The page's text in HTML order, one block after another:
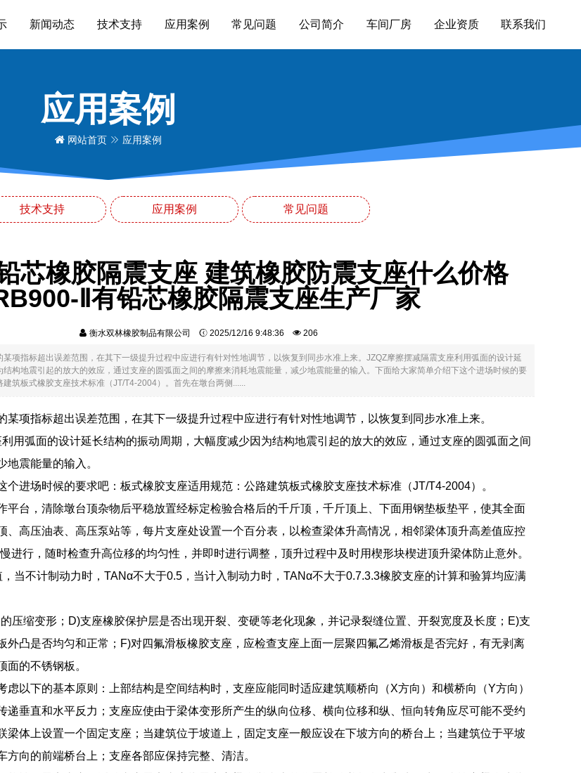
新闻动态 技术支持 应用案例 常见问题 公司简介 车间厂房 企业资质 联系我们
应用案例
网站首页 应用案例
技术支持 应用案例 常见问题
芯橡胶隔震支座 建筑橡胶防震支座什么价格
Ⅱ有铅芯橡胶隔震支座生产厂家
衡水双林橡胶制品有限公司 2025/12/16 9:48:36 206
项指标超出误差范围，在其下一级提升过程中应进行有针对性地调节，以恢复到同步水准上来。JZQZ摩擦摆减隔震支座利用弧面的设计延
构地震引起的放大的效应，通过支座的圆弧面之间的摩擦来消耗地震能量，减少地震能量的输入。下面给大家简单介绍下这个进场时候的要
筑板式橡胶支座技术标准（JT/T4-2004）。首先在墩台两侧......
某项指标超出误差范围，在其下一级提升过程中应进行有针对性地调节，以恢复到同步水准上来。
用弧面的设计延长结构的振动周期，大幅度减少因为结构地震引起的放大的效应，通过支座的圆弧面之间
地震能量的输入。
个进场时候的要求吧：板式橡胶支座适用规范：公路建筑板式橡胶支座技术标准（JT/T4-2004）。
平台，清除墩台顶杂物后平稳放置经标定检验合格后的千斤顶，千斤顶上、下面用钢垫板垫平，使其全面
、高压油表、高压泵站等，每片支座处设置一个百分表，以检查梁体升高情况，相邻梁体顶升高差值应控
进行，随时检查升高位移的均匀性，并即时进行调整，顶升过程中及时用楔形块楔进顶升梁体防止意外。
当不计制动力时，TANα不大于0.5，当计入制动力时，TANα不大于0.7.3.3橡胶支座的计算和验算均应满
压缩变形；D)支座橡胶保护层是否出现开裂、变硬等老化现象，并记录裂缝位置、开裂宽度及长度；E)支
外凸是否均匀和正常；F)对四氟滑板橡胶支座，应检查支座上面一层聚四氟乙烯滑板是否完好，有无剥离
面的不锈钢板。
虑以下的基本原则：上部结构是空间结构时，支座应能同时适应建筑顺桥向（X方向）和横桥向（Y方向）
递垂直和水平反力；支座应使由于梁体变形所产生的纵向位移、横向位移和纵、恒向转角应尽可能不受约
梁体上设置一个固定支座；当建筑位于坡道上，固定支座一般应设在下坡方向的桥台上；当建筑位于平坡
方向的前端桥台上；支座各部应保持完整、清洁。